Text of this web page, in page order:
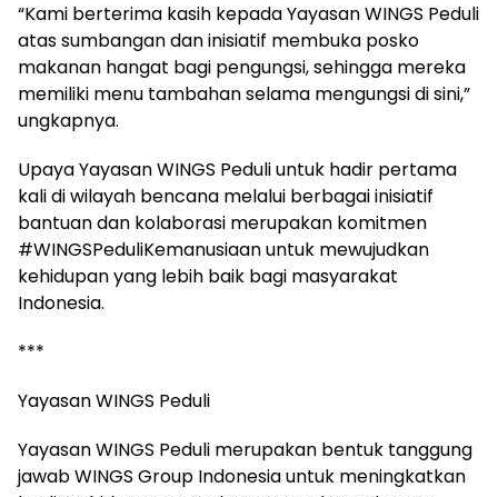
“Kami berterima kasih kepada Yayasan WINGS Peduli
atas sumbangan dan inisiatif membuka posko
makanan hangat bagi pengungsi, sehingga mereka
memiliki menu tambahan selama mengungsi di sini,”
ungkapnya.
Upaya Yayasan WINGS Peduli untuk hadir pertama
kali di wilayah bencana melalui berbagai inisiatif
bantuan dan kolaborasi merupakan komitmen
#WINGSPeduliKemanusiaan untuk mewujudkan
kehidupan yang lebih baik bagi masyarakat
Indonesia.
***
Yayasan WINGS Peduli
Yayasan WINGS Peduli merupakan bentuk tanggung
jawab WINGS Group Indonesia untuk meningkatkan